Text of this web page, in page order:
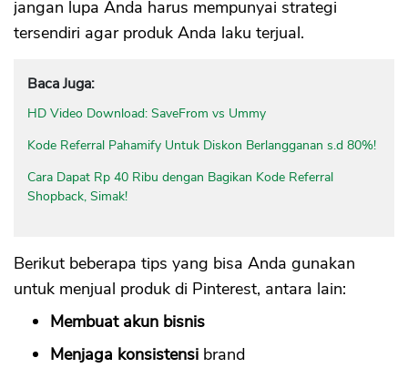
jangan lupa Anda harus mempunyai strategi
tersendiri agar produk Anda laku terjual.
Baca Juga:
HD Video Download: SaveFrom vs Ummy
Kode Referral Pahamify Untuk Diskon Berlangganan s.d 80%!
Cara Dapat Rp 40 Ribu dengan Bagikan Kode Referral
Shopback, Simak!
Berikut beberapa tips yang bisa Anda gunakan
untuk menjual produk di Pinterest, antara lain:
Membuat akun bisnis
Menjaga konsistensi brand